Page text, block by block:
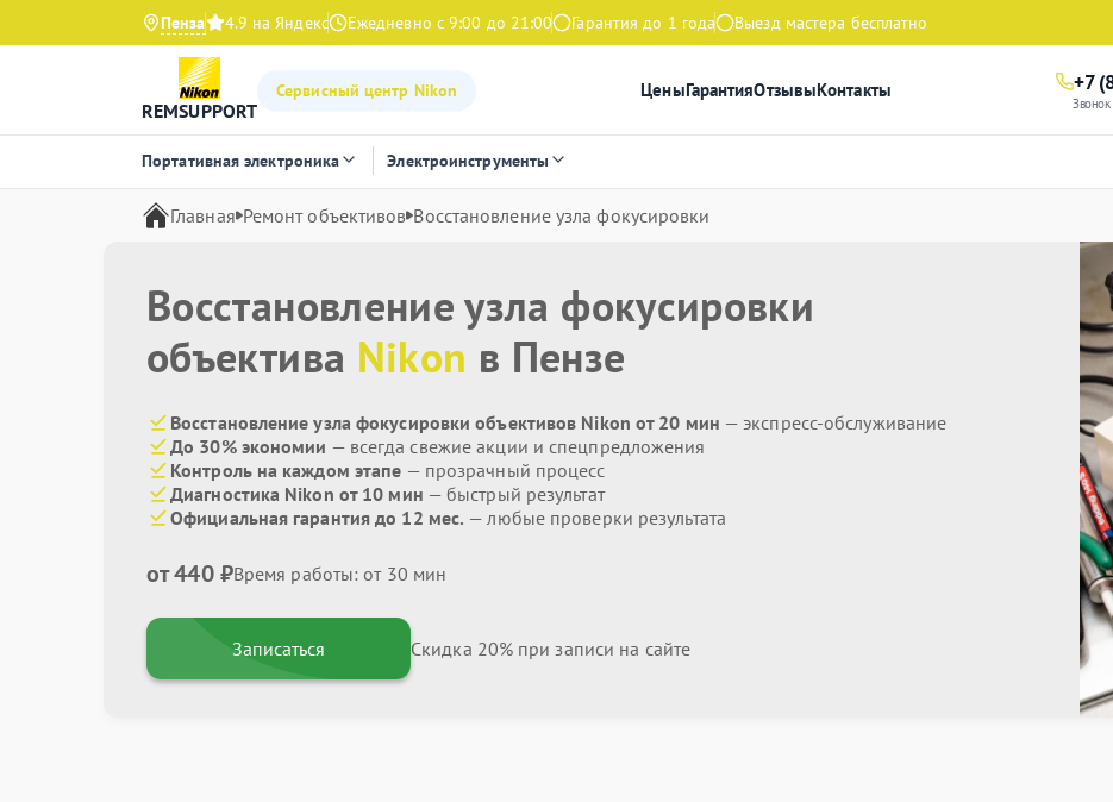
Пенза 4.9 на Яндекс Ежедневно с 9:00 до 21:00 Гарантия до 1 года Выезд мастера бесплатно
REMSUPPORT
Сервисный центр Nikon ЦеныГарантияОтзывыКонтакты +7
Портативная электроника Электроинструменты
Главная Ремонт объективов Восстановление узла фокусировки
Восстановление узла фокусировки
объектива Nikon в Пензе
Восстановление узла фокусировки объективов Nikon от 20 мин — экспресс-обслуживание
До 30% экономии — всегда свежие акции и спецпредложения
Контроль на каждом этапе — прозрачный процесс
Диагностика Nikon от 10 мин — быстрый результат
Официальная гарантия до 12 мес. — любые проверки результата
от 440 ₽Время работы: от 30 мин
Записаться Скидка 20% при записи на сайте